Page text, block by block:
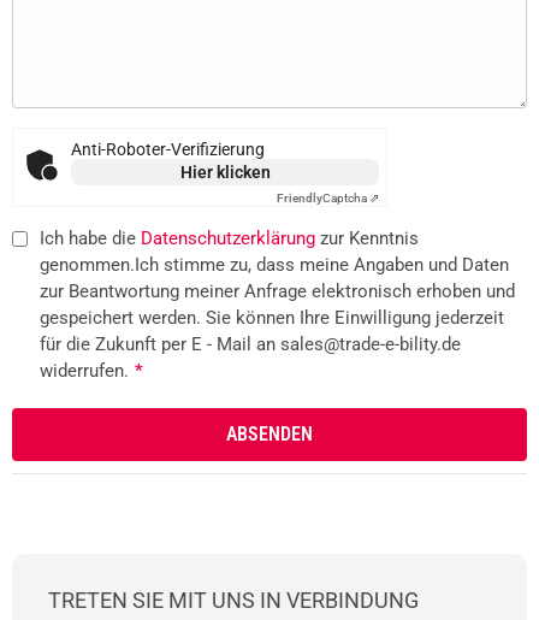
Anti-Roboter-Verifizierung
Hier klicken
FriendlyCaptcha ⇗
Ich habe die Datenschutzerklärung zur Kenntnis
genommen.Ich stimme zu, dass meine Angaben und Daten
zur Beantwortung meiner Anfrage elektronisch erhoben und
gespeichert werden. Sie können Ihre Einwilligung jederzeit
für die Zukunft per E - Mail an sales@trade-e-bility.de
widerrufen. *
TRETEN SIE MIT UNS IN VERBINDUNG